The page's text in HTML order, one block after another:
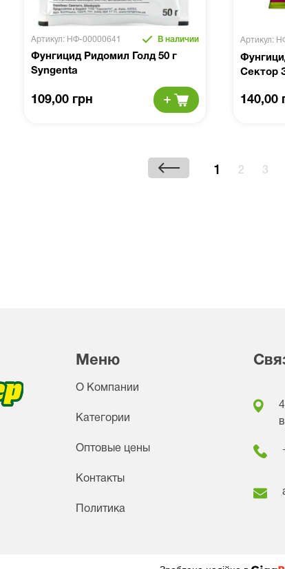
Артикул: НФ-00000641 В наличии
Фунгицид Ридомил Голд 50 г
Syngenta
109,00 грн
Артикул:
Сектор
140,00
1 2 3
Меню
О Компании
Категории
Оптовые цены
Контакты
Политика